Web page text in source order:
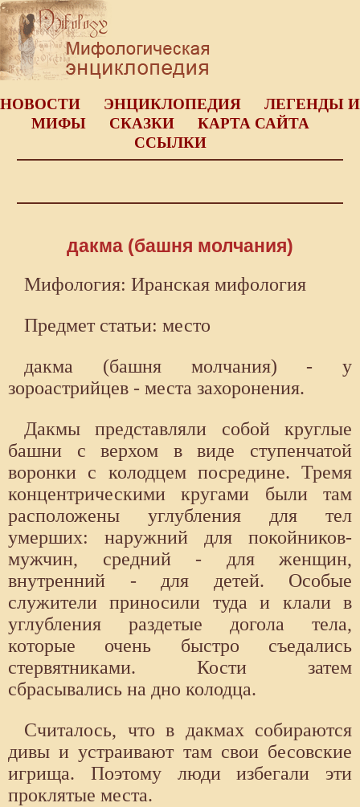
НОВОСТИ ЭНЦИКЛОПЕДИЯ
ЛЕГЕНДЫ И
МИФЫ
СКАЗКИ
КАРТА САЙТА
ССЫЛКИ
дакма (башня молчания)
Мифология: Иранская мифология
Предмет статьи: место
дакма (башня молчания) - у
зороастрийцев - места захоронения.
Дакмы представляли собой круглые
башни с верхом в виде ступенчатой
воронки с колодцем посредине. Тремя
концентрическими кругами были там
расположены углубления для тел
умерших: наружний для покойников-
мужчин, средний - для женщин,
внутренний - для детей. Особые
служители приносили туда и клали в
углубления раздетые догола тела,
которые очень быстро съедались
стервятниками. Кости затем
сбрасывались на дно колодца.
Считалось, что в дакмах собираются
дивы и устраивают там свои бесовские
игрища. Поэтому люди избегали эти
проклятые места.